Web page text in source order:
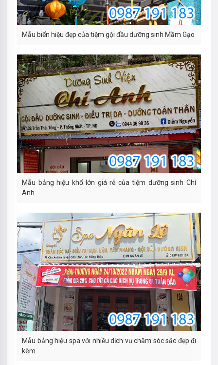
Mẫu biển hiệu đẹp của tiệm gội đầu dưỡng sinh Mầm Gạo
Mẫu bảng hiệu khổ lớn giá rẻ của tiệm dưỡng sinh Chí
Anh
Mẫu bảng hiệu spa với nhiều dịch vụ chăm sóc sắc đẹp đi
kèm